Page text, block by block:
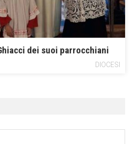
dei suoi parrocchiani
DIOCESI